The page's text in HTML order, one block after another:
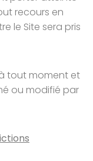
recours en
le Site sera pris
tout moment et
ou modifié par